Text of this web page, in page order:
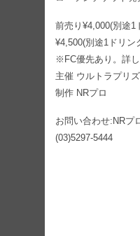
前売り¥4,000(別途1
¥4,500(別途1ドリン
※FC優先あり。詳
主催 ウルトラプリ
制作 NRプロ
お問い合わせ:NRプ
(03)5297-5444